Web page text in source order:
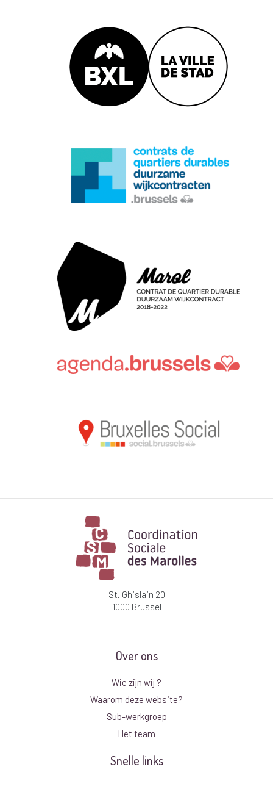
St. Ghislain 20
1000 Brussel
Over ons
Wie zijn wij ?
Waarom deze website?
Sub-werkgroep
Het team
Snelle links